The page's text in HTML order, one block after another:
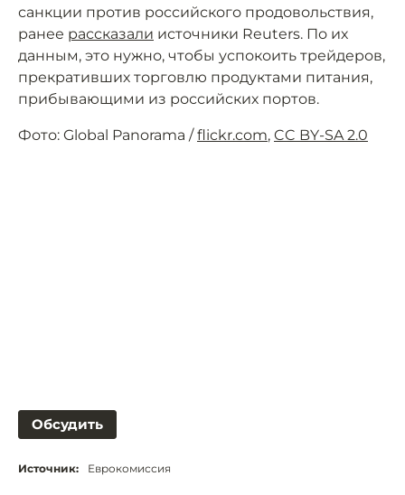
санкции против российского продовольствия,
ранее рассказали источники Reuters. По их
данным, это нужно, чтобы успокоить трейдеров,
прекративших торговлю продуктами питания,
прибывающими из российских портов.
Фото: Global Panorama /flickr.com, CC BY-SA 2.0
Обсудить
Источник: Еврокомиссия